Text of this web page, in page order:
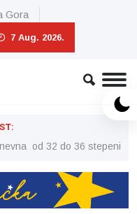
Gora
7 Aug. 2026.
od 32 do 36 stepeni